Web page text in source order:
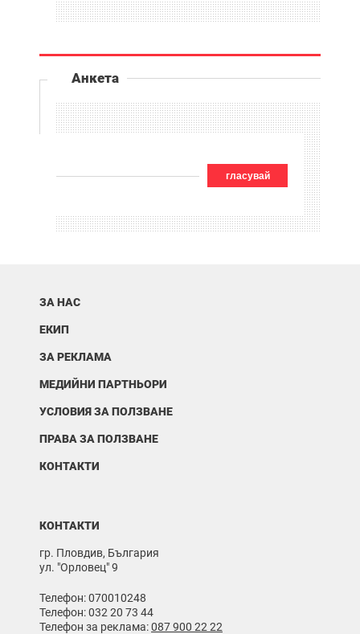
Анкета
гласувай
ЗА НАС
ЕКИП
ЗА РЕКЛАМА
МЕДИЙНИ ПАРТНЬОРИ
УСЛОВИЯ ЗА ПОЛЗВАНЕ
ПРАВА ЗА ПОЛЗВАНЕ
КОНТАКТИ
КОНТАКТИ
гр. Пловдив, България
ул. "Орловец" 9
Телефон: 070010248
Телефон: 032 20 73 44
Телефон за реклама:087 900 22 22